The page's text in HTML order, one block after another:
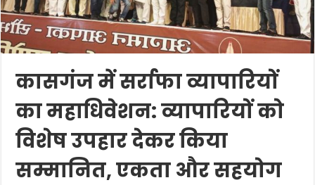
कासगंज में सर्राफा व्यापारियों
का महाधिवेशन: व्यापारियों को
विशेष उपहार देकर किया
सम्मानित, एकता और सहयोग